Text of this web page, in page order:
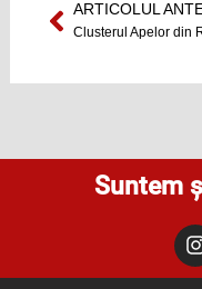
Prev
ARTICOLUL
Suntem
I